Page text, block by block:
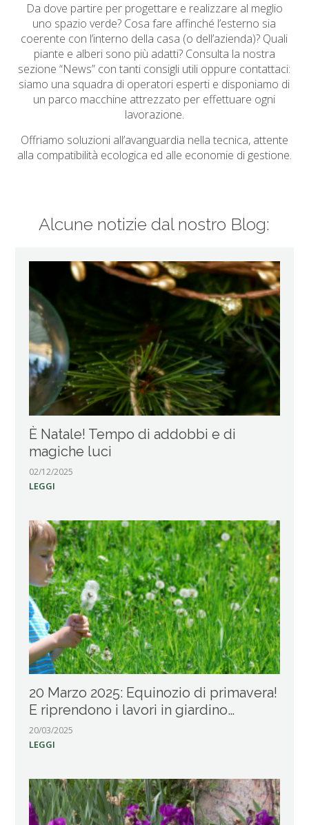
Da dove partire per progettare e realizzare al meglio
uno spazio verde? Cosa fare affinché l’esterno sia
coerente con l’interno della casa (o dell’azienda)? Quali
piante e alberi sono più adatti? Consulta la nostra
sezione “News” con tanti consigli utili oppure contattaci:
siamo una squadra di operatori esperti e disponiamo di
un parco macchine attrezzato per effettuare ogni
lavorazione.
Offriamo soluzioni all’avanguardia nella tecnica, attente
alla compatibilità ecologica ed alle economie di gestione.
Alcune notizie dal nostro Blog:
È Natale! Tempo di addobbi e di
magiche luci
02/12/2025
LEGGI
20 Marzo 2025: Equinozio di primavera!
E riprendono i lavori in giardino…
20/03/2025
LEGGI